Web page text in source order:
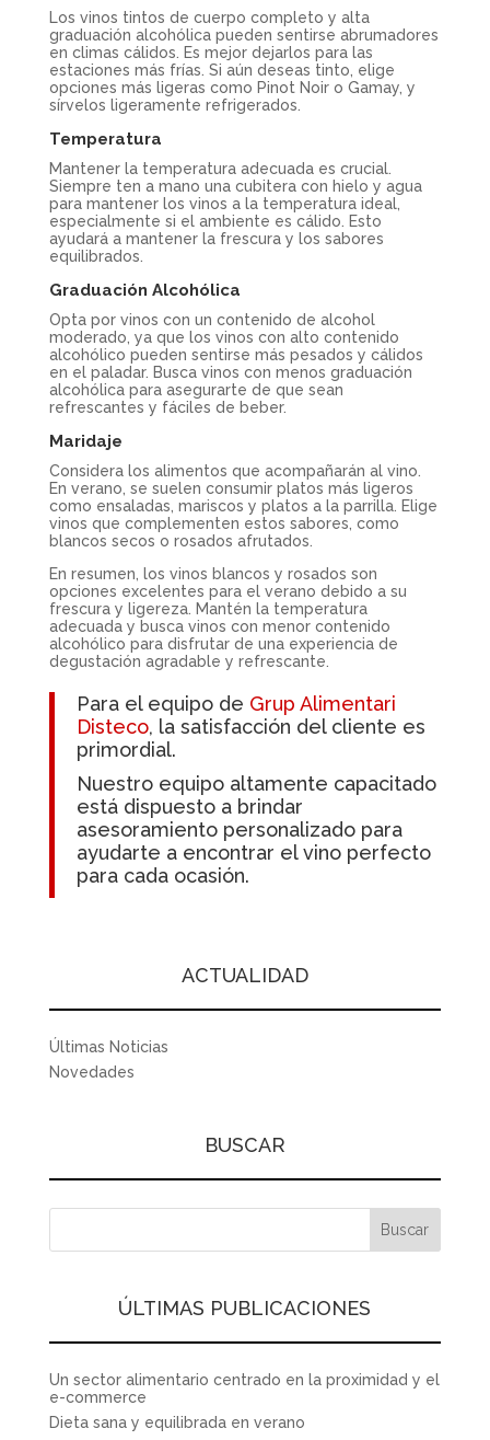
Los vinos tintos de cuerpo completo y alta
graduación alcohólica pueden sentirse abrumadores
en climas cálidos. Es mejor dejarlos para las
estaciones más frías. Si aún deseas tinto, elige
opciones más ligeras como Pinot Noir o Gamay, y
sírvelos ligeramente refrigerados.
Temperatura
Mantener la temperatura adecuada es crucial.
Siempre ten a mano una cubitera con hielo y agua
para mantener los vinos a la temperatura ideal,
especialmente si el ambiente es cálido. Esto
ayudará a mantener la frescura y los sabores
equilibrados.
Graduación Alcohólica
Opta por vinos con un contenido de alcohol
moderado, ya que los vinos con alto contenido
alcohólico pueden sentirse más pesados y cálidos
en el paladar. Busca vinos con menos graduación
alcohólica para asegurarte de que sean
refrescantes y fáciles de beber.
Maridaje
Considera los alimentos que acompañarán al vino.
En verano, se suelen consumir platos más ligeros
como ensaladas, mariscos y platos a la parrilla. Elige
vinos que complementen estos sabores, como
blancos secos o rosados afrutados.
En resumen, los vinos blancos y rosados son
opciones excelentes para el verano debido a su
frescura y ligereza. Mantén la temperatura
adecuada y busca vinos con menor contenido
alcohólico para disfrutar de una experiencia de
degustación agradable y refrescante.
Para el equipo de Grup Alimentari
Disteco, la satisfacción del cliente es
primordial.
Nuestro equipo altamente capacitado
está dispuesto a brindar
asesoramiento personalizado para
ayudarte a encontrar elvinoperfecto
para cada ocasión.
ACTUALIDAD
Últimas Noticias
Novedades
BUSCAR
ÚLTIMAS PUBLICACIONES
Un sector alimentario centrado en la proximidad y el
e-commerce
Dieta sana y equilibrada en verano